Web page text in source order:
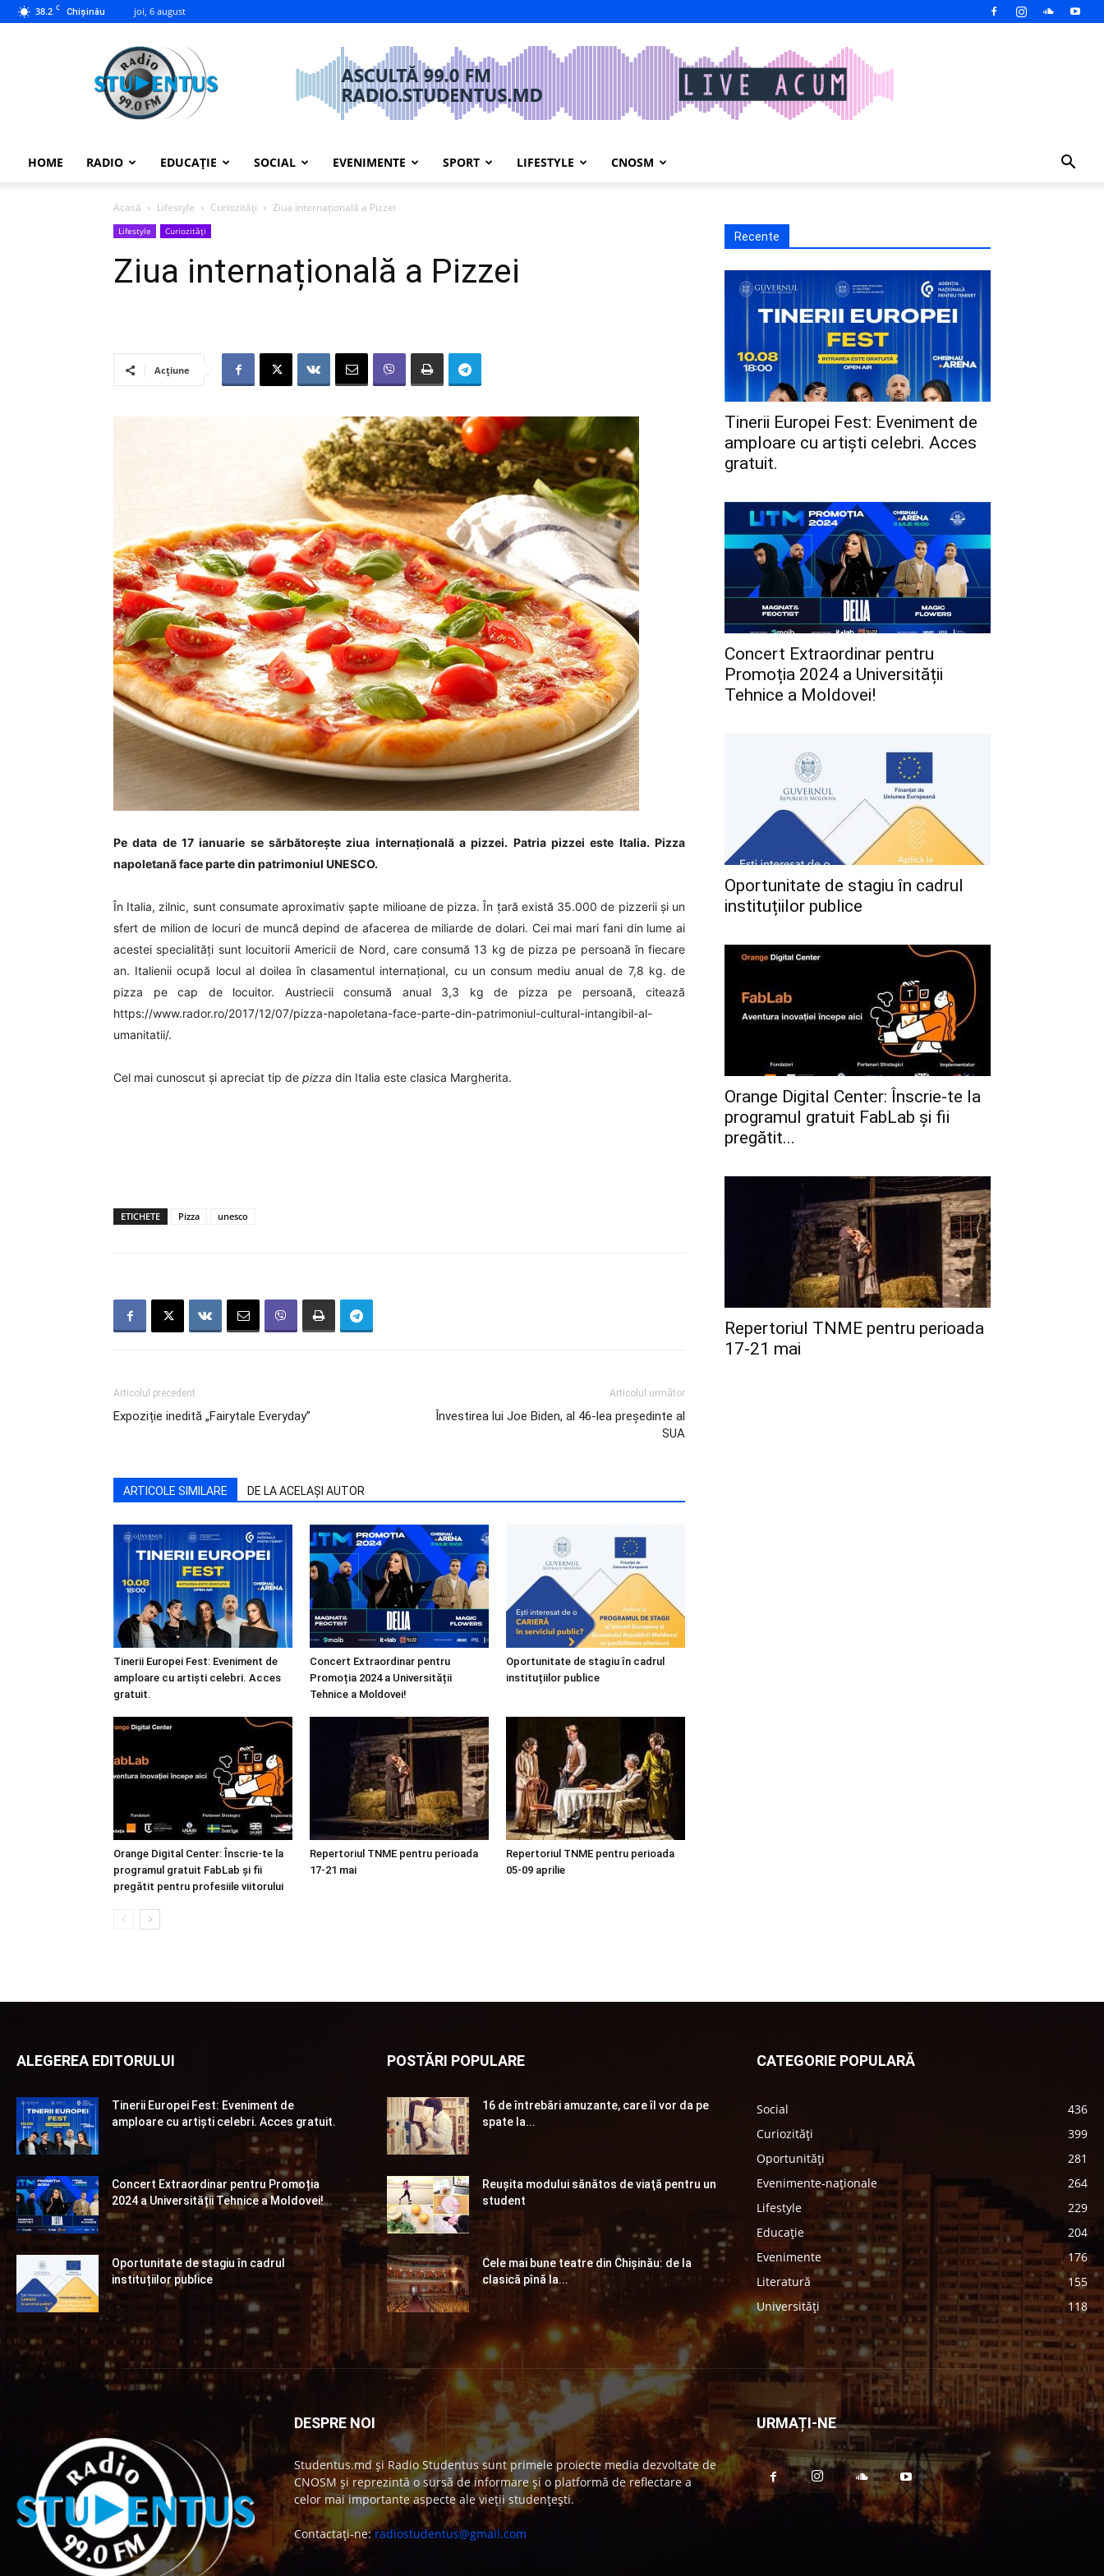
38.2 C Chișinău joi, 6 august
studentus.md
HOME RADIO EDUCAȚIE SOCIAL EVENIMENTE SPORT LIFESTYLE CNOSM
Acasă Lifestyle Curiozități Ziua internațională a Pizzei
Lifestyle Curiozități
Ziua internațională a Pizzei
Acțiune
Pe data de 17 ianuarie se sărbătorește ziua internațională a pizzei. Patria pizzei este Italia. Pizza
napoletană face parte din patrimoniul UNESCO.
În Italia, zilnic, sunt consumate aproximativ şapte milioane de pizza. În ţară există 35.000 de pizzerii şi un
sfert de milion de locuri de muncă depind de afacerea de miliarde de dolari. Cei mai mari fani din lume ai
acestei specialităţi sunt locuitorii Americii de Nord, care consumă 13 kg de pizza pe persoană în fiecare
an. Italienii ocupă locul al doilea în clasamentul internaţional, cu un consum mediu anual de 7,8 kg. de
pizza pe cap de locuitor. Austriecii consumă anual 3,3 kg de pizza pe persoană, citează
https://www.rador.ro/2017/12/07/pizza-napoletana-face-parte-din-patrimoniul-cultural-intangibil-al-
umanitatii/.
Cel mai cunoscut și apreciat tip de pizza din Italia este clasica Margherita.
ETICHETE Pizza unesco
Articolul precedent
Expoziție inedită „Fairytale Everyday”
Articolul următor
Învestirea lui Joe Biden, al 46-lea președinte al
SUA
ARTICOLE SIMILARE DE LA ACELAȘI AUTOR
Tinerii Europei Fest: Eveniment de
amploare cu artiști celebri. Acces
gratuit.
Concert Extraordinar pentru
Promoția 2024 a Universității
Tehnice a Moldovei!
Oportunitate de stagiu în cadrul
instituțiilor publice
Orange Digital Center: Înscrie-te la
programul gratuit FabLab și fii
pregătit pentru profesiile viitorului
Repertoriul TNME pentru perioada
17-21 mai
Repertoriul TNME pentru perioada
05-09 aprilie
Recente
Tinerii Europei Fest: Eveniment de
amploare cu artiști celebri. Acces
gratuit.
Concert Extraordinar pentru
Promoția 2024 a Universității
Tehnice a Moldovei!
Oportunitate de stagiu în cadrul
instituțiilor publice
Orange Digital Center: Înscrie-te la
programul gratuit FabLab și fii
pregătit...
Repertoriul TNME pentru perioada
17-21 mai
ALEGEREA EDITORULUI
Tinerii Europei Fest: Eveniment de
amploare cu artiști celebri. Acces gratuit.
Concert Extraordinar pentru Promoția
2024 a Universității Tehnice a Moldovei!
Oportunitate de stagiu în cadrul
instituțiilor publice
POSTĂRI POPULARE
16 de întrebări amuzante, care îl vor da pe
spate la...
Reuşita modului sănătos de viaţă pentru un
student
Cele mai bune teatre din Chişinău: de la
clasică pînă la...
CATEGORIE POPULARĂ
Social
436
Curiozități
399
Oportunități
281
Evenimente-naționale
264
Lifestyle
229
Educație
204
Evenimente
176
Literatură
155
Universități
118
DESPRE NOI
Studentus.md și Radio Studentus sunt primele proiecte media dezvoltate de
CNOSM și reprezintă o sursă de informare și o platformă de reflectare a
celor mai importante aspecte ale vieții studențești.
Contactați-ne:radiostudentus@gmail.com
URMAȚI-NE